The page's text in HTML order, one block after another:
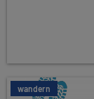
wandern